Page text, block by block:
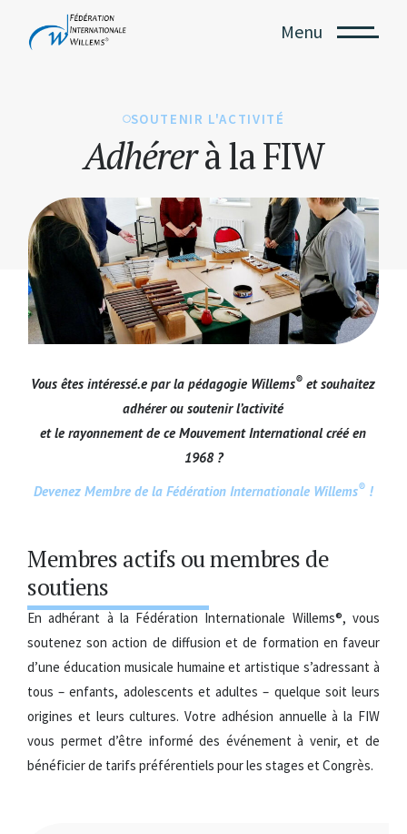
Menu
SOUTENIR L'ACTIVITÉ
Adhérerà la FIW
Vous êtes intéressé.e par la pédagogie Willems® et souhaitez
adhérer ou soutenir l’activité
et le rayonnement de ce Mouvement International créé en
1968 ?
Devenez Membre de la Fédération Internationale Willems® !
Membres actifs ou membres de
soutiens
En adhérant à la Fédération Internationale Willems®, vous
soutenez son action de diffusion et de formation en faveur
d’une éducation musicale humaine et artistique s’adressant à
tous – enfants, adolescents et adultes – quelque soit leurs
origines et leurs cultures. Votre adhésion annuelle à la FIW
vous permet d’être informé des événement à venir, et de
bénéficier de tarifs préférentiels pour les stages et Congrès.